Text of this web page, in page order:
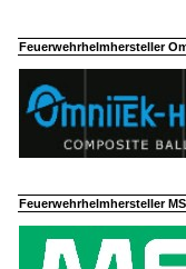
Feuerwehrhelmhersteller
Feuerwehrhelmhersteller